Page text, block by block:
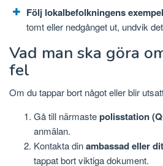
Följ lokalbefolkningens
tomt eller nedgånget ut, undvik
Vad man ska göra
fel
Om du tappar bort något eller blir
Gå till närmastepolisstation
anmälan.
Kontakta dinambassad eller
tappat bort viktiga dokument.